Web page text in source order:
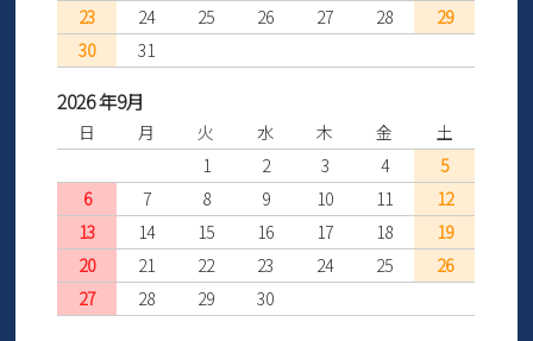
23
24 25 26 27 28
29
30
31
2026 年9月
日 月 火 水 木 金
土
1
2 3 4
5
6
7 8 9 10 11
12
13
14 15 16 17 18
19
20
21 22 23 24 25
26
27
28 29 30